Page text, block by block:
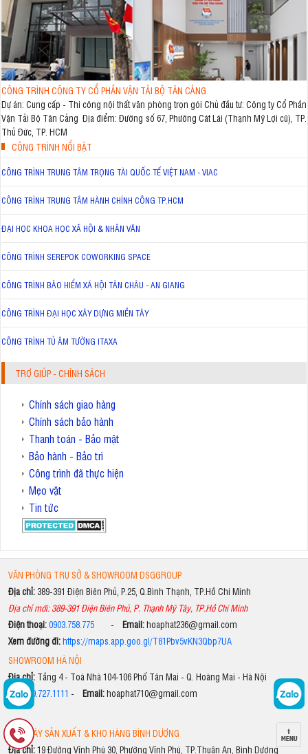
CÔNG TRÌNH CÔNG TY CỔ PHẦN VẬN TẢI BỘ TÂN CẢNG
Dự án: Cung cấp - Thi công nội thất văn phòng trọn gói Chủ đầu tư: Công ty Cổ Phần
Vận Tải Bộ Tân Cảng Địa điểm: Đường số 67, Phường Cát Lái (Thạnh Mỹ Lợi cũ), TP.
Thủ Đức, TP. HCM
CÔNG TRÌNH NỔI BẬT
CÔNG TRÌNH TRUNG TÂM TRỌNG TÀI QUỐC TẾ VIỆT NAM - VIAC
CÔNG TRÌNH TRUNG TÂM HÀNH CHÍNH CÔNG TP.HCM
ĐẠI HỌC KHOA HỌC XÃ HỘI & NHÂN VĂN
CÔNG TRÌNH SEREPOK COWORKING SPACE
CÔNG TRÌNH BẢO HIỂM XÃ HỘI TÂN CHÂU - AN GIANG
CÔNG TRÌNH ĐẠI HỌC XÂY DỰNG MIỀN TÂY
CÔNG TRÌNH TỦ ÂM TƯỜNG ITAXA
TRỢ GIÚP - CHÍNH SÁCH
Chính sách giao hàng
Chính sách bảo hành
Thanh toán - Bảo mật
Bảo hành - Bảo trì
Công trình đã thực hiện
Mẹo vặt
Tin tức
VĂN PHÒNG TRỤ SỞ & SHOWROOM DSGGROUP
Địa chỉ: 389-391 Điện Biên Phủ, P.25, Q.Bình Thạnh, TP.Hồ Chí Minh
Địa chỉ mới: 389-391 Điện Biên Phủ, P. Thạnh Mỹ Tây, TP.Hồ Chí Minh
Điện thoại:0903.758.775- Email:hoaphat236@gmail.com
Xem đường đi:https://maps.app.goo.gl/T81Pbv5vKN3Qbp7UA
SHOWROOM HÀ NỘI
Địa chỉ:Tầng 4 - Toà Nhà 104-106 Phố Tân Mai - Q. Hoàng Mai - Hà Nội
ĐT:079.727.1111 - Email:hoaphat710@gmail.com
NHÀ MÁY SẢN XUẤT & KHO HÀNG BÌNH DƯƠNG
Địa chỉ:19 Đường Vĩnh Phú 30, Phường Vĩnh Phú, TP.Thuận An, Bình Dương